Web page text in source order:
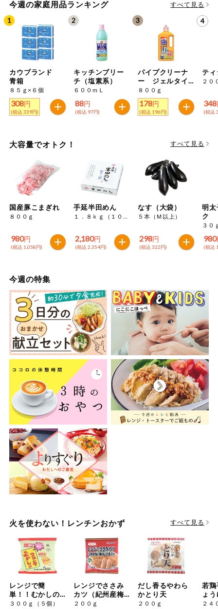
テキスト注文サイトを表示
お問い合わせ
衣料品
趣味・娯楽
ペット
ン注文
今週のお買い
得
コープ商品
今週の新登場
複数注文でお
トク
ポイントがも
らえる！
お弁当用商品
ミールキット
組合員さんの
リクエスト
よりすぐり
オーガニック
ト・栄養補助
食品
アレルゲン対
応
エシカル
今週の家庭用品ランキング すべて見る
カウブランド
青箱
８５ｇ×６個
308円
(税込 339円)
キッチンブリー
チ（塩素系）
６００ｍＬ
88円
(税込 97円)
パイプクリーナ
ー ジェルタイ
プ（塩素系）
８００ｇ
178円
(税込 196円)
テ
２０
348
(税込
大容量でオトク！ すべて見る
国産豚こまぎれ
８００ｇ
980円
(税込 1,058円)
手延半田めん
１．８ｋｇ（１００ｇ×１８束）
2,180円
(税込 2,354円)
なす（大袋）
５本（Ｍ以上）
298円
(税込 322円)
明
ク
３０
980
(税込
今週の特集
火を使わない！レンチンおかず すべて見る
レンジで簡
単！！むかしの
コロッケ
３００ｇ（５個）
レンジでささみ
カツ（紀州産梅
の梅肉と大葉入
２００ｇ
だし香るやわら
かとり天
２００ｇ
若鶏
ょ
２４